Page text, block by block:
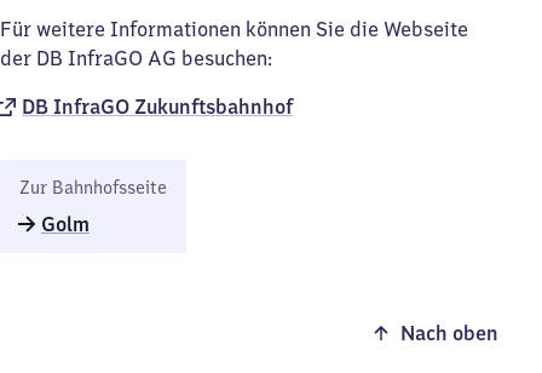
Für weitere Informationen können Sie die Webseite
der DB InfraGO AG besuchen:
DB InfraGO Zukunftsbahnhof​
Zur Bahnhofsseite
Golm
Nach oben